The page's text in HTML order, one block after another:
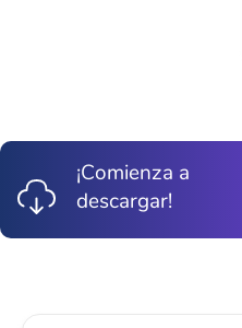
¡Comienza a
descargar!